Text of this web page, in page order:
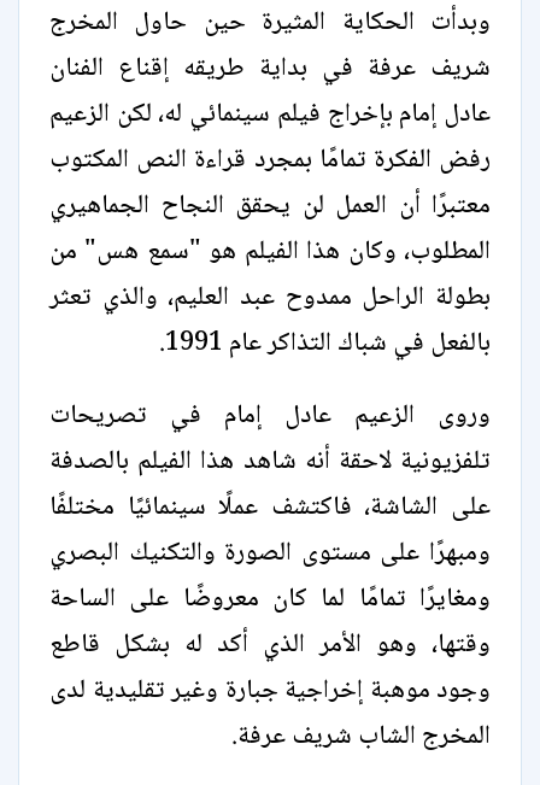
وبدأت الحكاية المثيرة حين حاول المخرج
شريف عرفة في بداية طريقه إقناع الفنان
عادل إمام بإخراج فيلم سينمائي له، لكن الزعيم
رفض الفكرة تمامًا بمجرد قراءة النص المكتوب
معتبرًا أن العمل لن يحقق النجاح الجماهيري
المطلوب، وكان هذا الفيلم هو "سمع هس" من
بطولة الراحل ممدوح عبد العليم، والذي تعثر
بالفعل في شباك التذاكر عام 1991.
وروى الزعيم عادل إمام في تصريحات
تلفزيونية لاحقة أنه شاهد هذا الفيلم بالصدفة
على الشاشة، فاكتشف عملًا سينمائيًا مختلفًا
ومبهرًا على مستوى الصورة والتكنيك البصري
ومغايرًا تمامًا لما كان معروضًا على الساحة
وقتها، وهو الأمر الذي أكد له بشكل قاطع
وجود موهبة إخراجية جبارة وغير تقليدية لدى
المخرج الشاب شريف عرفة.